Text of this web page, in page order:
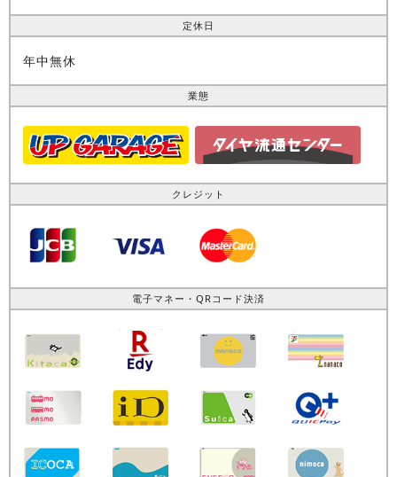
定休日
年中無休
業態
クレジット
電子マネー・QRコード決済